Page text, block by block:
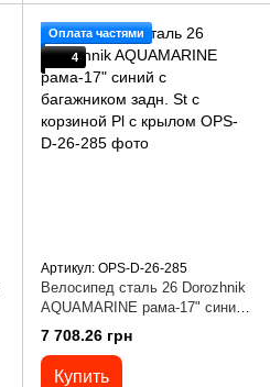
Оплата частями
4
Артикул: OPS-D-26-285
Велосипед сталь 26 Dorozhnik
AQUAMARINE рама-17" синий
с багажником задн. St с
корзиной Pl с крылом
7 708.26 грн
Купить